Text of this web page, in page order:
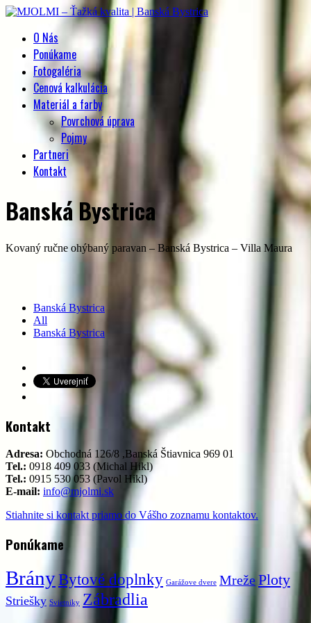
O Nás
Ponúkame
Fotogaléria
Cenová kalkulácia
Materiál a farby
Povrchová úprava
Pojmy
Partneri
Kontakt
Banská Bystrica
Kovaný ručne ohýbaný paravan – Banská Bystrica – Villa Maura
Banská Bystrica
All
Banská Bystrica
Kontakt
Adresa: Obchodná 126/8 ,Banská Štiavnica 969 01
Tel.: 0918 409 033 (Michal Hikl)
Tel.: 0915 530 053 (Pavol Hikl)
E-mail: info@mjolmi.sk
Stiahnite si kontakt priamo do Vášho zoznamu kontaktov.
Ponúkame
BrányBytové doplnky Garážove dvere Mreže Ploty
Striešky Svietniky Zábradlia